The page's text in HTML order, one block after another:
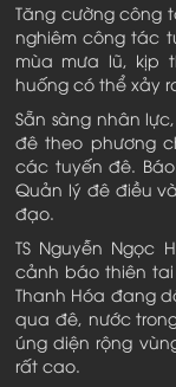
Tăng cường công
nghiêm công tác
mùa mưa lũ, kịp
huống có thể xảy
Sẵn sàng nhân
đê theo phương
các tuyến đê.
Quản lý đê điều
đạo.
TS Nguyễn Ngọc
cảnh báo thiên
Thanh Hóa đang
qua đê, nước
úng diện rộng
rất cao.